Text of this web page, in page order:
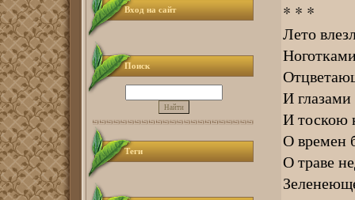
Вход на сайт
Поиск
Теги
* * *
Лето
И
И тоскою
О времен
О траве